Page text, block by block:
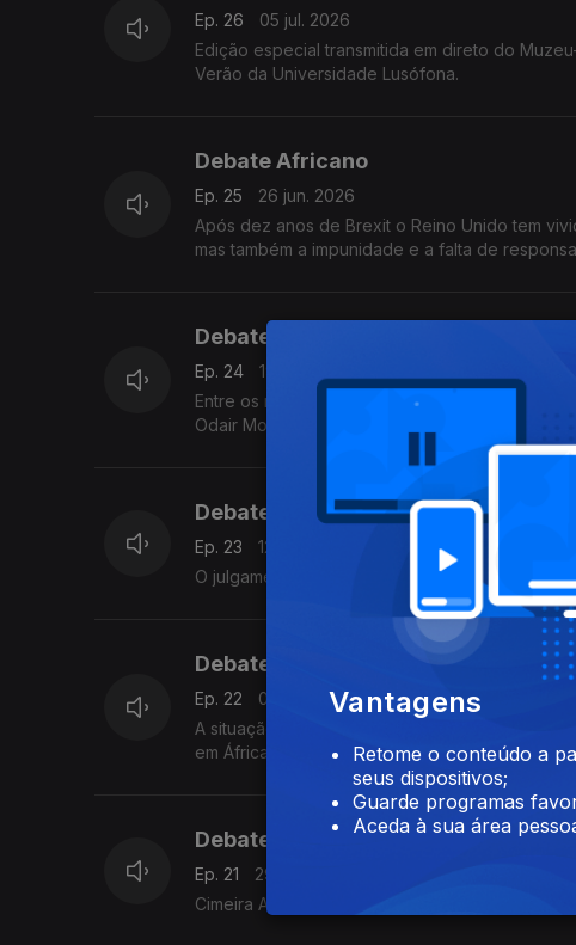
Ep. 26
05 jul. 2026
Edição especial transmitida em direto do Muzeu- Pensamento e
Verão da Universidade Lusófona.
Debate Africano
Ep. 25
26 jun. 2026
Após dez anos de Brexit o Reino Unido tem
mas também a impunidade e a falta de
Debate Africano
Ep. 24
19 jun. 2026
Entre os relvados e a geopolítica: O "Mundial
Odair Moniz
Debate Africano
Ep. 23
12 jun. 2026
O julgamento de Domingos Simões Pereira e a
Debate africano
Ep. 22
05 jun. 2026
A situação na Faixa de Gaza é de colapso
em África.
Debate Africano
Ep. 21
29 mai. 2026
Cimeira Africa Forward: o novo paradigma nas
Vantagens
Retome o conteúdo a
seus dispositivos;
Guarde programas
Aceda à sua área